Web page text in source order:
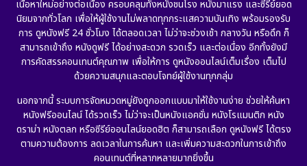
เนื้อหาใหม่อย่างต่อเนื่อง ครอบคลุมทั้งหนังชนโรง หนังมาแรง และซีรีย์ยอด
นิยมจากทั่วโลก เพื่อให้ผู้ใช้งานไม่พลาดทุกกระแสความบันเทิง พร้อมรองรับ
การ ดูหนังฟรี 24 ชั่วโมง ได้ตลอดเวลา ไม่ว่าจะช่วงเช้า กลางวัน หรือดึก ก็
สามารถเข้าถึง หนังดูฟรี ได้อย่างสะดวก รวดเร็ว และต่อเนื่อง อีกทั้งยังมี
การคัดสรรคอนเทนต์คุณภาพ เพื่อให้การ ดูหนังออนไลน์เต็มเรื่อง เต็มไป
ด้วยความสนุกและตอบโจทย์ผู้ใช้งานทุกกลุ่ม
นอกจากนี้ ระบบการจัดหมวดหมู่ยังถูกออกแบบมาให้ใช้งานง่าย ช่วยให้ค้นหา
หนังฟรีออนไลน์ ได้รวดเร็ว ไม่ว่าจะเป็นหนังแอคชั่น หนังโรแมนติก หนัง
ดราม่า หนังตลก หรือซีรีย์ออนไลน์ยอดฮิต ก็สามารถเลือก ดูหนังฟรี ได้ตรง
ตามความต้องการ ลดเวลาในการค้นหา และเพิ่มความสะดวกในการเข้าถึง
คอนเทนต์ที่หลากหลายมากยิ่งขึ้น